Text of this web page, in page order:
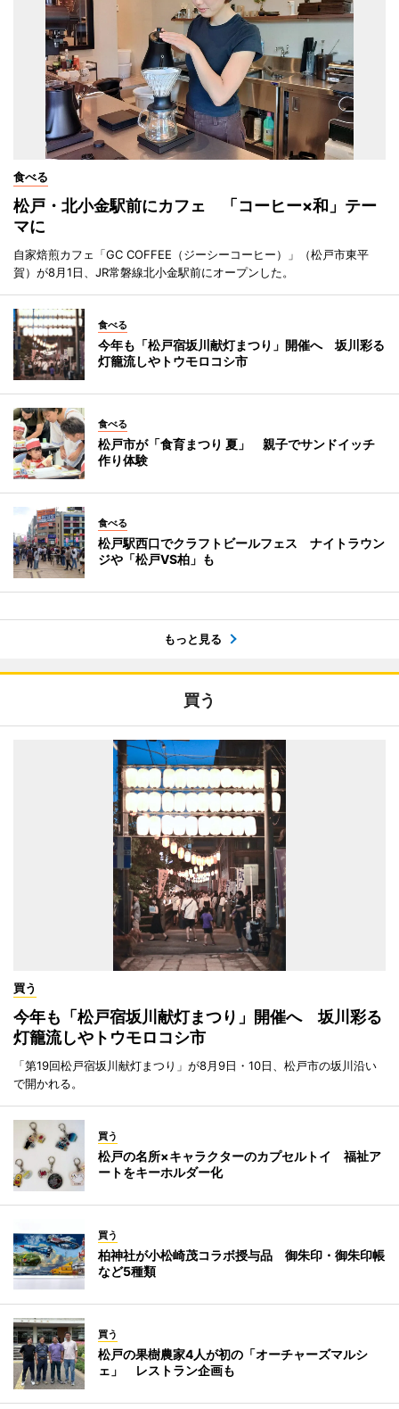
食べる
松戸・北小金駅前にカフェ 「コーヒー×和」テー
マに
自家焙煎カフェ「GC COFFEE（ジーシーコーヒー）」（松戸市東平
賀）が8月1日、JR常磐線北小金駅前にオープンした。
食べる
今年も「松戸宿坂川献灯まつり」開催へ 坂川彩る
灯籠流しやトウモロコシ市
食べる
松戸市が「食育まつり 夏」 親子でサンドイッチ
作り体験
食べる
松戸駅西口でクラフトビールフェス ナイトラウン
ジや「松戸VS柏」も
もっと見る
買う
買う
今年も「松戸宿坂川献灯まつり」開催へ 坂川彩る
灯籠流しやトウモロコシ市
「第19回松戸宿坂川献灯まつり」が8月9日・10日、松戸市の坂川沿い
で開かれる。
買う
松戸の名所×キャラクターのカプセルトイ 福祉ア
ートをキーホルダー化
買う
柏神社が小松崎茂コラボ授与品 御朱印・御朱印帳
など5種類
買う
松戸の果樹農家4人が初の「オーチャーズマルシ
ェ」 レストラン企画も